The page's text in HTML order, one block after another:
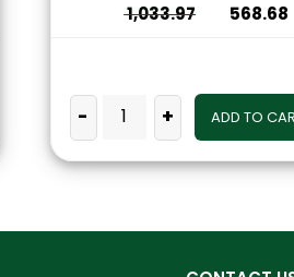
1,033.97 568.68
- + ADD TO